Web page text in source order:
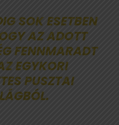
SOK ESETBEN
AZ ADOTT
FENNMARADT
EGYKORI
PUSZTAI